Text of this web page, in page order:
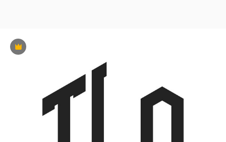
Premium